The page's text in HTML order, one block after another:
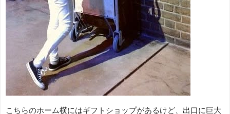
こちらのホーム横にはギフトショップがあるけど、出口に巨大